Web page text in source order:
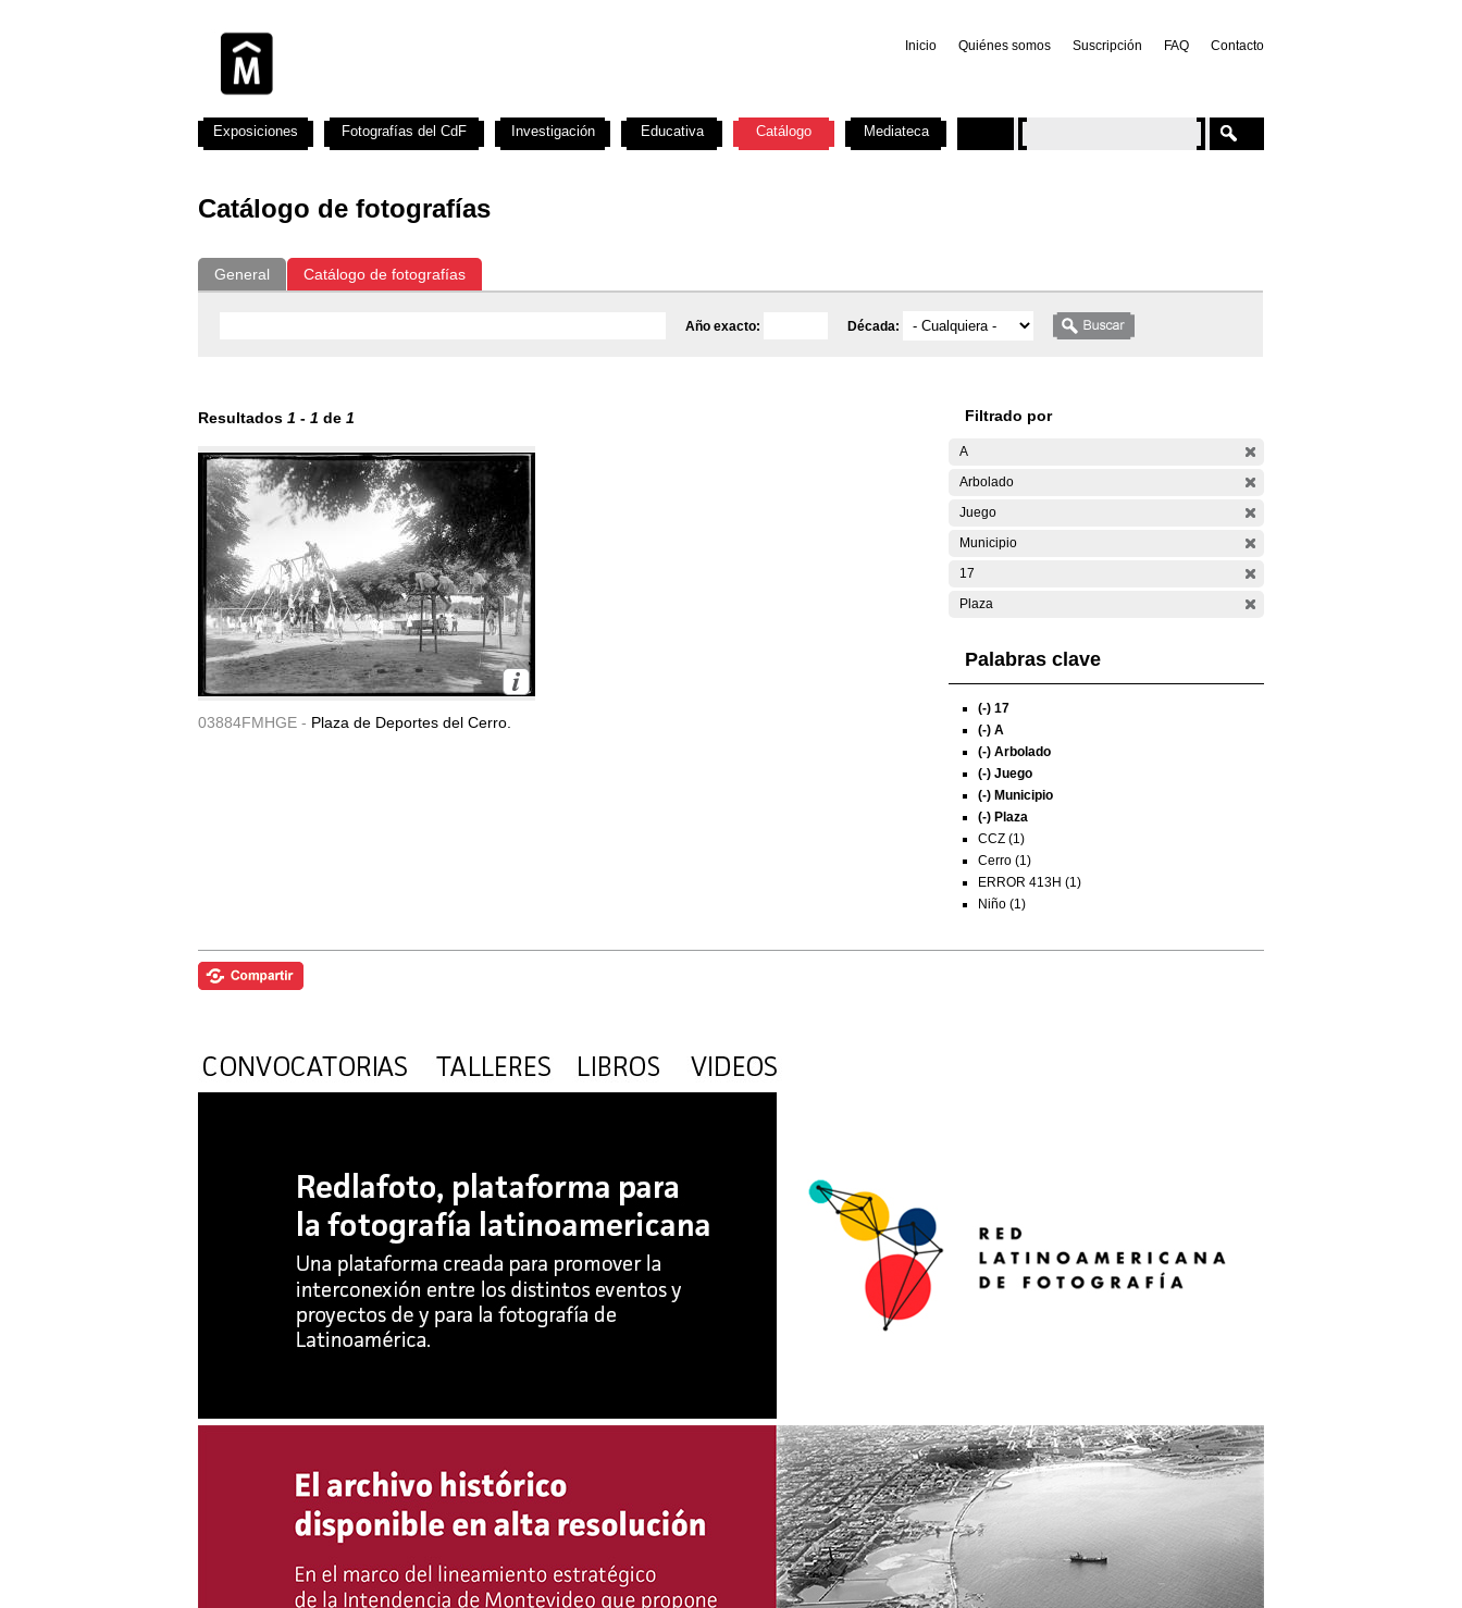
Inicio Quiénes somos Suscripción FAQ Contacto
Catálogo de fotografías
General Catálogo de fotografías
Año exacto: Década:
Resultados 1 - 1 de 1
03884FMHGE - Plaza de Deportes del Cerro.
Filtrado por
A
Arbolado
Juego
Municipio
17
Plaza
Palabras clave
(-) 17
(-) A
(-) Arbolado
(-) Juego
(-) Municipio
(-) Plaza
CCZ (1)
Cerro (1)
ERROR 413H (1)
Niño (1)
Exposiciones Fotografías del CdF Investigación Educativa Catálogo Mediateca